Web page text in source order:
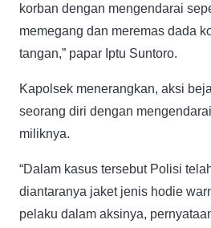
korban dengan mengendarai
memegang dan meremas dada
tangan,” papar Iptu Suntoro.
Kapolsek menerangkan, aksi
seorang diri dengan
miliknya.
“Dalam kasus tersebut Polisi
diantaranya jaket jenis hodie
pelaku dalam aksinya,